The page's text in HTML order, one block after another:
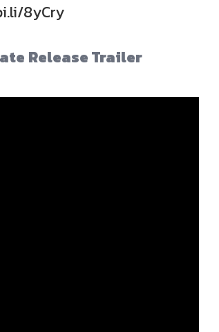
8yCry
Release Trailer